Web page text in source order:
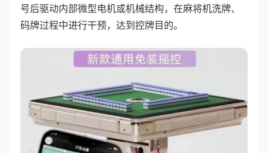
号后驱动内部微型电机或机械结构，在麻将机洗牌、
码牌过程中进行干预，达到控牌目的。